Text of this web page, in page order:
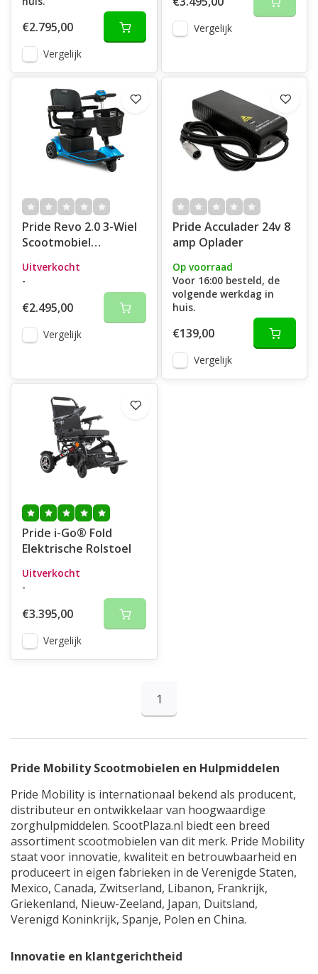
€2.795,00
Vergelijk
Vergelijk
Pride Revo 2.0 3-Wiel
Scootmobiel
Uitverkocht
-
€2.495,00
Vergelijk
Pride Acculader 24v 8
amp Oplader
Op voorraad
Voor 16:00 besteld, de
volgende werkdag in
huis.
€139,00
Vergelijk
Pride i-Go® Fold
Elektrische Rolstoel
Uitverkocht
-
€3.395,00
Vergelijk
1
Pride Mobility Scootmobielen en Hulpmiddelen
Pride Mobility is internationaal bekend als producent,
distributeur en ontwikkelaar van hoogwaardige
zorghulpmiddelen. ScootPlaza.nl biedt een breed
assortiment scootmobielen van dit merk. Pride Mobility
staat voor innovatie, kwaliteit en betrouwbaarheid en
produceert in eigen fabrieken in de Verenigde Staten,
Mexico, Canada, Zwitserland, Libanon, Frankrijk,
Griekenland, Nieuw-Zeeland, Japan, Duitsland,
Verenigd Koninkrijk, Spanje, Polen en China.
Innovatie en klantgerichtheid